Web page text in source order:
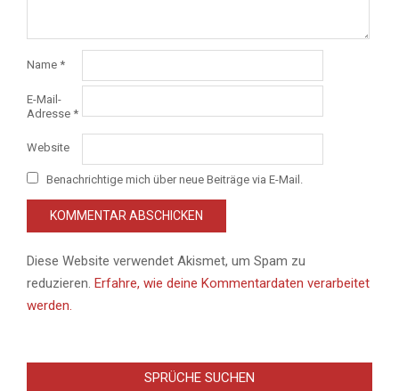
Name *
E-Mail-
Adresse *
Website
Benachrichtige mich über neue Beiträge via E-Mail.
Diese Website verwendet Akismet, um Spam zu
reduzieren. Erfahre, wie deine Kommentardaten verarbeitet
werden.
SPRÜCHE SUCHEN